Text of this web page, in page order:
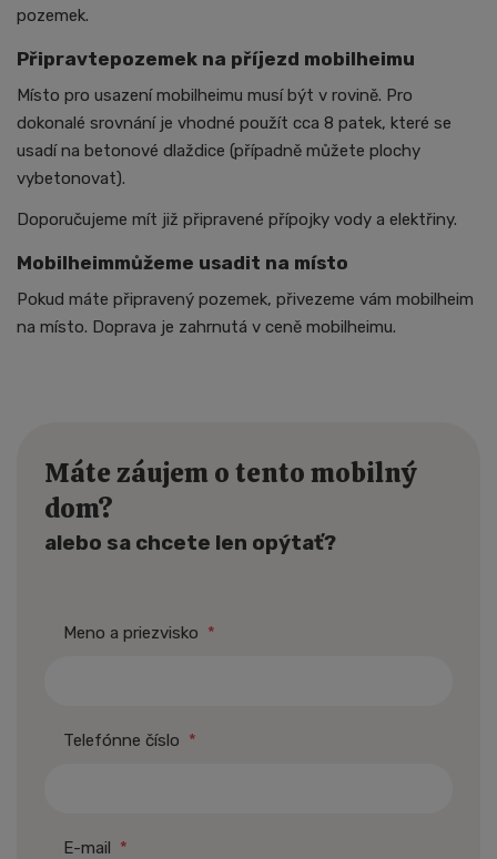
pozemek.
Připravtepozemek na příjezd mobilheimu
Místo pro usazení mobilheimu musí být v rovině. Pro
dokonalé srovnání je vhodné použít cca 8 patek, které se
usadí na betonové dlaždice (případně můžete plochy
vybetonovat).
Doporučujeme mít již připravené přípojky vody a elektřiny.
Mobilheimmůžeme usadit na místo
Pokud máte připravený pozemek, přivezeme vám mobilheim
na místo. Doprava je zahrnutá v ceně mobilheimu.
Máte záujem o tento mobilný
dom?
alebo sa chcete len opýtať?
Meno a priezvisko *
Telefónne číslo *
E-mail *